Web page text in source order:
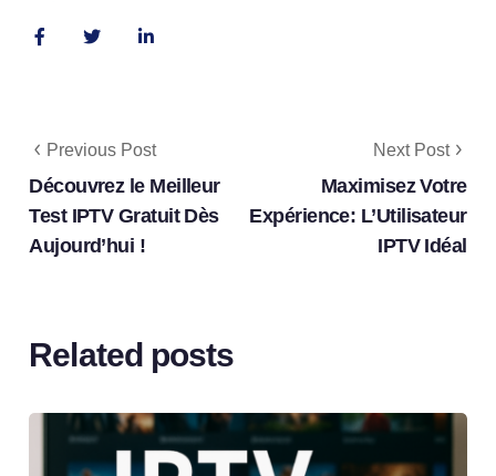
Previous Post
Découvrez le Meilleur
Test IPTV Gratuit Dès
Aujourd’hui !
Next Post
Maximisez Votre
Expérience: L’Utilisateur
IPTV Idéal
Related posts